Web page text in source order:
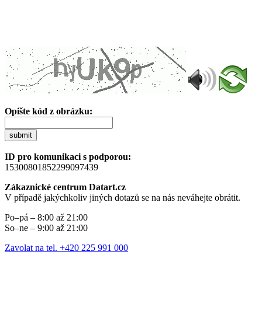
Opište kód z obrázku:
submit
ID pro komunikaci s podporou:
15300801852299097439
Zákaznické centrum Datart.cz
V případě jakýchkoliv jiných dotazů se na nás neváhejte obrátit.
Po–pá – 8:00 až 21:00
So–ne – 9:00 až 21:00
Zavolat na tel. +420 225 991 000